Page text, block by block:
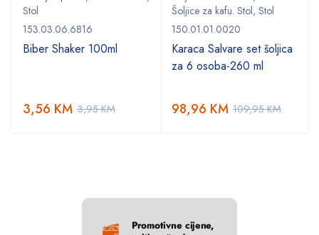
Stol
153.03.06.6816
Biber Shaker 100ml
3,95KM
3,56 KM
Šoljice za kafu. Stol, Stol
150.01.01.0020
Karaca Salvare set šoljica
za 6 osoba-260 ml
109,95KM
98,96 KM